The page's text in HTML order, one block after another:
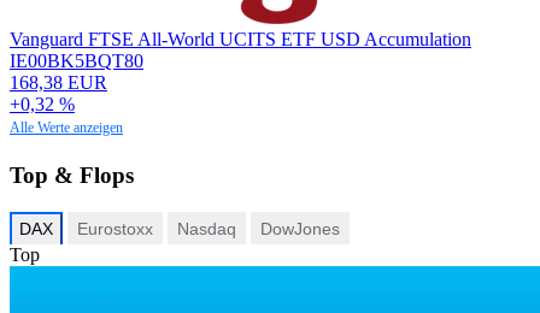
Vanguard FTSE All-World UCITS ETF USD Accumulation
IE00BK5BQT80
168,38 EUR
+0,32 %
Alle Werte anzeigen
Top & Flops
DAX Eurostoxx Nasdaq DowJones
Top